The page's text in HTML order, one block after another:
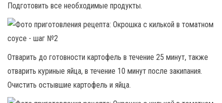
Подготовить все необходимые продукты.
Отварить до готовности картофель в течение 25 минут, также
отварить куриные яйца, в течение 10 минут после закипания.
Очистить остывшие картофель и яйца.